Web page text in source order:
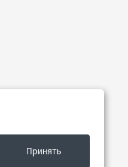
Принять